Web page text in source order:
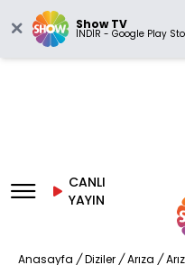
Show TV
İNDİR - Google Play
CANLI
YAYIN
Anasayfa / Diziler / Arıza /